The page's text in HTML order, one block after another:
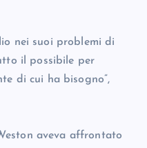
nei suoi problemi di
il possibile per
di cui ha bisogno”,
aveva affrontato